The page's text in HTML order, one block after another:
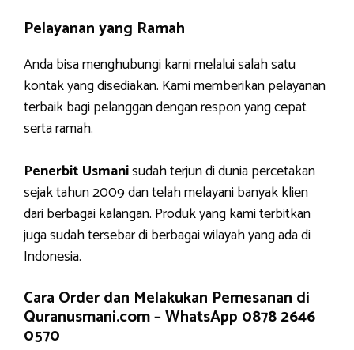
Pelayanan yang Ramah
Anda bisa menghubungi kami melalui salah satu
kontak yang disediakan. Kami memberikan pelayanan
terbaik bagi pelanggan dengan respon yang cepat
serta ramah.
Penerbit Usmanisudah terjun di dunia percetakan
sejak tahun 2009 dan telah melayani banyak klien
dari berbagai kalangan. Produk yang kami terbitkan
juga sudah tersebar di berbagai wilayah yang ada di
Indonesia.
Cara Order dan Melakukan Pemesanan di
Quranusmani.com –WhatsApp 0878 2646
0570